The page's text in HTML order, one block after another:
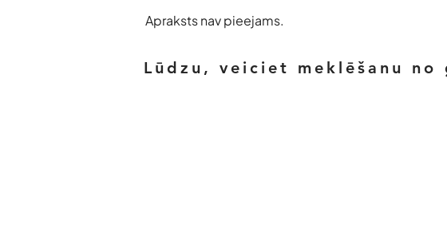
Apraksts nav pieejams.
Lūdzu, veiciet meklēšanu no